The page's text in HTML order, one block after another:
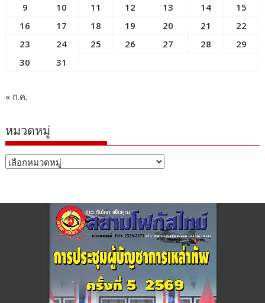
9
10 11 12 13 14
15
16
17 18 19 20 21
22
23
24 25 26 27 28
29
30
31
« ก.ค.
หมวดหมู่
หมวด